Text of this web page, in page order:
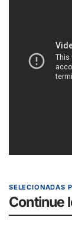
SELECIONADAS
Continue